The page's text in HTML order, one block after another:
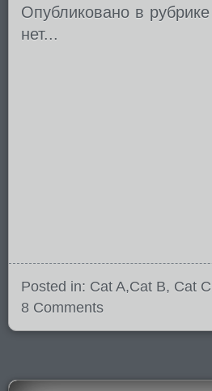
Опубликовано в
нет...
Posted in: Cat A,Cat B, Cat C
8 Comments